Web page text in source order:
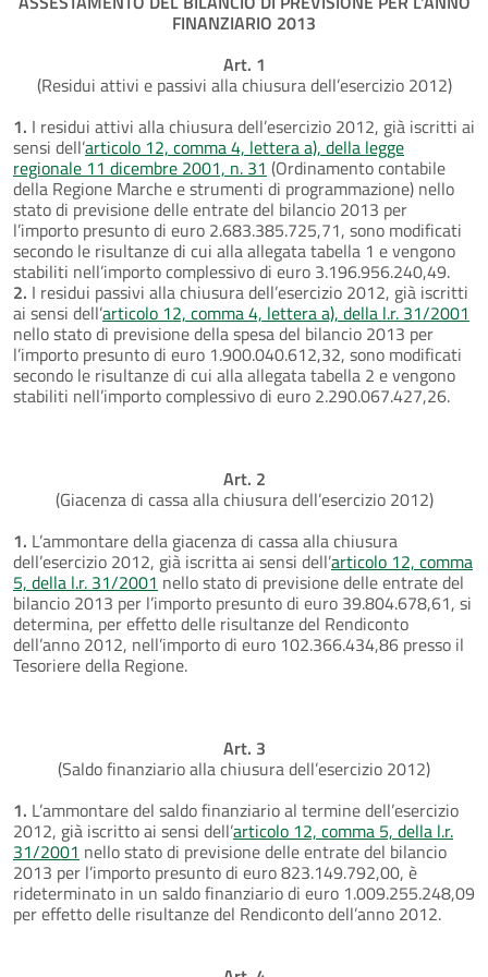
FINANZIARIO 2013
Art. 1
(Residui attivi e passivi alla chiusura dell’esercizio 2012)
1. I residui attivi alla chiusura dell’esercizio 2012, già iscritti ai
sensi dell’articolo 12, comma 4, lettera a), della legge
regionale 11 dicembre 2001, n. 31 (Ordinamento contabile
della Regione Marche e strumenti di programmazione) nello
stato di previsione delle entrate del bilancio 2013 per
l’importo presunto di euro 2.683.385.725,71, sono modificati
secondo le risultanze di cui alla allegata tabella 1 e vengono
stabiliti nell’importo complessivo di euro 3.196.956.240,49.
2. I residui passivi alla chiusura dell’esercizio 2012, già iscritti
ai sensi dell’articolo 12, comma 4, lettera a), della l.r. 31/2001
nello stato di previsione della spesa del bilancio 2013 per
l’importo presunto di euro 1.900.040.612,32, sono modificati
secondo le risultanze di cui alla allegata tabella 2 e vengono
stabiliti nell’importo complessivo di euro 2.290.067.427,26.
Art. 2
(Giacenza di cassa alla chiusura dell’esercizio 2012)
1. L’ammontare della giacenza di cassa alla chiusura
dell’esercizio 2012, già iscritta ai sensi dell’articolo 12, comma
5, della l.r. 31/2001 nello stato di previsione delle entrate del
bilancio 2013 per l’importo presunto di euro 39.804.678,61, si
determina, per effetto delle risultanze del Rendiconto
dell’anno 2012, nell’importo di euro 102.366.434,86 presso il
Tesoriere della Regione.
Art. 3
(Saldo finanziario alla chiusura dell’esercizio 2012)
1. L’ammontare del saldo finanziario al termine dell’esercizio
2012, già iscritto ai sensi dell’articolo 12, comma 5, della l.r.
31/2001 nello stato di previsione delle entrate del bilancio
2013 per l’importo presunto di euro 823.149.792,00, è
rideterminato in un saldo finanziario di euro 1.009.255.248,09
per effetto delle risultanze del Rendiconto dell’anno 2012.